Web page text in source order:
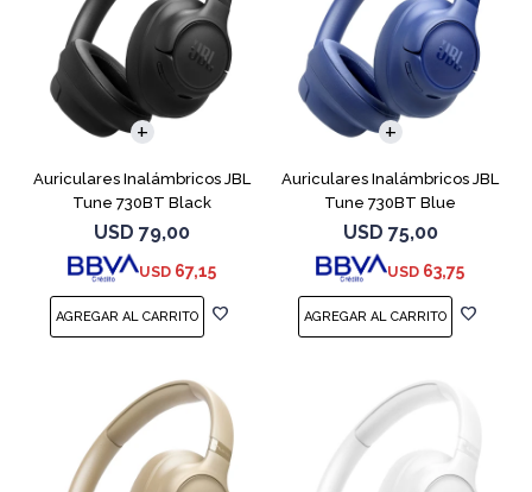
Auriculares Inalámbricos JBL
Tune 730BT Black
USD 79,00
USD 67,15
Auriculares Inalámbricos JBL
Tune 730BT Blue
USD 75,00
USD 63,75